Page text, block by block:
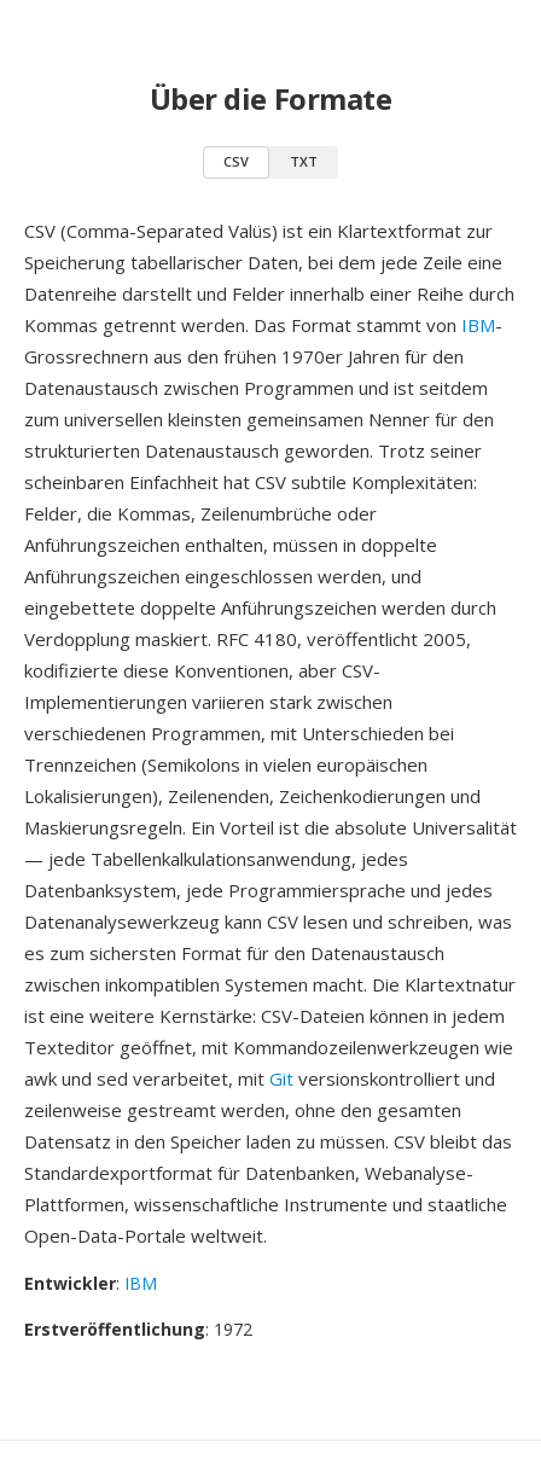
Über die Formate
CSV TXT
CSV (Comma-Separated Valüs) ist ein Klartextformat zur
Speicherung tabellarischer Daten, bei dem jede Zeile eine
Datenreihe darstellt und Felder innerhalb einer Reihe durch
Kommas getrennt werden. Das Format stammt von IBM-
Grossrechnern aus den frühen 1970er Jahren für den
Datenaustausch zwischen Programmen und ist seitdem
zum universellen kleinsten gemeinsamen Nenner für den
strukturierten Datenaustausch geworden. Trotz seiner
scheinbaren Einfachheit hat CSV subtile Komplexitäten:
Felder, die Kommas, Zeilenumbrüche oder
Anführungszeichen enthalten, müssen in doppelte
Anführungszeichen eingeschlossen werden, und
eingebettete doppelte Anführungszeichen werden durch
Verdopplung maskiert. RFC 4180, veröffentlicht 2005,
kodifizierte diese Konventionen, aber CSV-
Implementierungen variieren stark zwischen
verschiedenen Programmen, mit Unterschieden bei
Trennzeichen (Semikolons in vielen europäischen
Lokalisierungen), Zeilenenden, Zeichenkodierungen und
Maskierungsregeln. Ein Vorteil ist die absolute Universalität
— jede Tabellenkalkulationsanwendung, jedes
Datenbanksystem, jede Programmiersprache und jedes
Datenanalysewerkzeug kann CSV lesen und schreiben, was
es zum sichersten Format für den Datenaustausch
zwischen inkompatiblen Systemen macht. Die Klartextnatur
ist eine weitere Kernstärke: CSV-Dateien können in jedem
Texteditor geöffnet, mit Kommandozeilenwerkzeugen wie
awk und sed verarbeitet, mit Git versionskontrolliert und
zeilenweise gestreamt werden, ohne den gesamten
Datensatz in den Speicher laden zu müssen. CSV bleibt das
Standardexportformat für Datenbanken, Webanalyse-
Plattformen, wissenschaftliche Instrumente und staatliche
Open-Data-Portale weltweit.
Entwickler: IBM
Erstveröffentlichung: 1972